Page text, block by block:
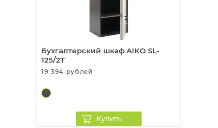
Бухгалтерский шкаф AIKO SL-
125/2T
19 394 рублей
Купить